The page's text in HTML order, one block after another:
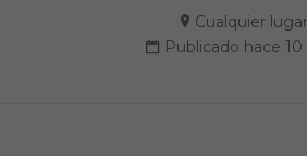
Cualquier lugar
Publicado hace 10